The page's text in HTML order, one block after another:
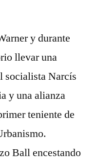
y durante
llevar una
socialista Narcís
y una alianza
teniente de
Ball encestando